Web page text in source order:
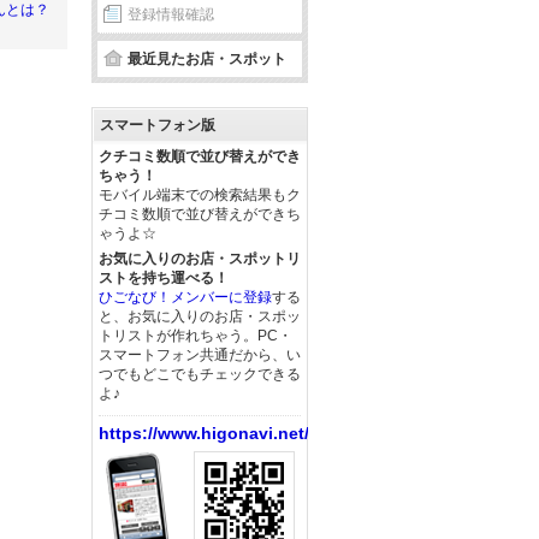
とは？ 登録情報確認
最近見たお店・スポット
スマートフォン版
クチコミ数順で並び替えができ
ちゃう！
モバイル端末での検索結果もク
チコミ数順で並び替えができち
ゃうよ☆
お気に入りのお店・スポットリ
ストを持ち運べる！
ひごなび！メンバーに登録する
と、お気に入りのお店・スポッ
トリストが作れちゃう。PC・
スマートフォン共通だから、い
つでもどこでもチェックできる
よ♪
https://www.higonavi.net/